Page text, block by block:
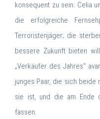
konsequent zu sein: Celia
die erfolgreiche
Terroristenjäger; die
bessere Zukunft bieten
„Verkäufer des Jahres“
junges Paar, die sich beide
sie ist, und die am Ende
fassen.